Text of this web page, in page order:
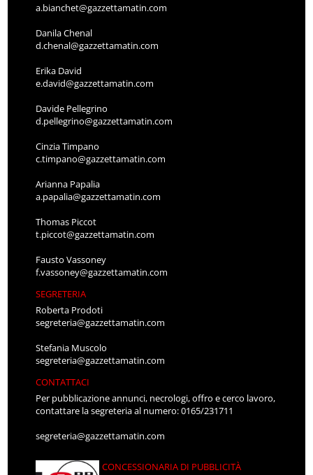
a.bianchet@gazzettamatin.com
Danila Chenal
d.chenal@gazzettamatin.com
Erika David
e.david@gazzettamatin.com
Davide Pellegrino
d.pellegrino@gazzettamatin.com
Cinzia Timpano
c.timpano@gazzettamatin.com
Arianna Papalia
a.papalia@gazzettamatin.com
Thomas Piccot
t.piccot@gazzettamatin.com
Fausto Vassoney
f.vassoney@gazzettamatin.com
SEGRETERIA
Roberta Prodoti
segreteria@gazzettamatin.com
Stefania Muscolo
segreteria@gazzettamatin.com
CONTATTACI
Per pubblicazione annunci, necrologi, offro e cerco lavoro,
contattare la segreteria al numero: 0165/231711
segreteria@gazzettamatin.com
CONCESSIONARIA DI PUBBLICITÀ